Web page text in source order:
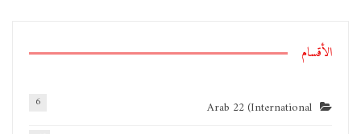
الأقسام
Arab 22 (International
6